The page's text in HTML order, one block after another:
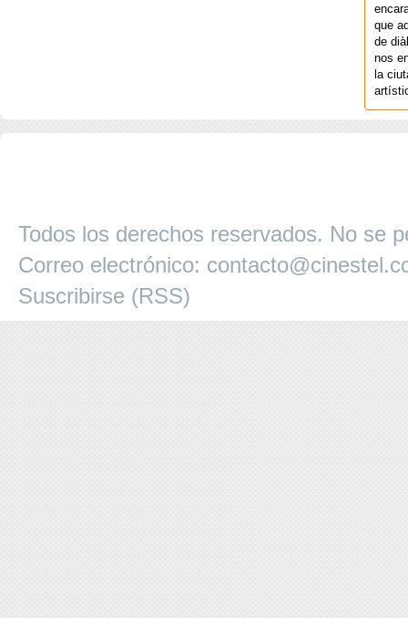
que
de
nos
la
Todos los derechos reservados. No se
Correo electrónico:
Suscribirse (RSS)